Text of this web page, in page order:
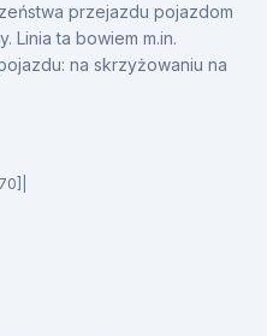
przejazdu pojazdom
Linia ta bowiem m.in.
na skrzyżowaniu na